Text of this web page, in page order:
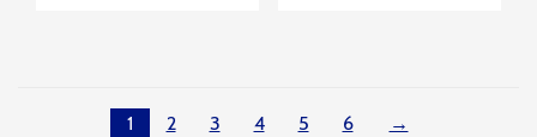
1 2 3 4 5 6 →